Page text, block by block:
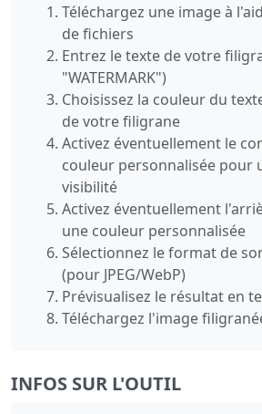
Téléchargez une image à
de fichiers
Entrez le texte de votre
"WATERMARK")
Choisissez la couleur du
de votre filigrane
Activez éventuellement le
couleur personnalisée pour
visibilité
Activez éventuellement
une couleur personnalisée
Sélectionnez le format de
(pour JPEG/WebP)
Prévisualisez le résultat en
Téléchargez l'image
INFOS SUR L'OUTIL